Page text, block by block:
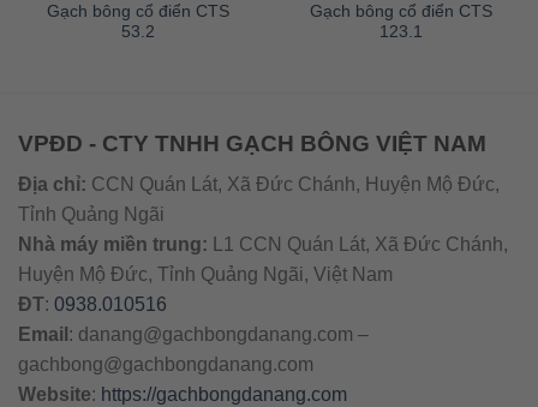
Gạch bông cổ điển CTS
53.2
Gạch bông cổ điển CTS
123.1
VPĐD - CTY TNHH GẠCH BÔNG VIỆT NAM
Địa chỉ: CCN Quán Lát, Xã Đức Chánh, Huyện Mộ Đức,
Tỉnh Quảng Ngãi
Nhà máy miền trung: L1 CCN Quán Lát, Xã Đức Chánh,
Huyện Mộ Đức, Tỉnh Quảng Ngãi, Việt Nam
ĐT: 0938.010516
Email : danang@gachbongdanang.com –
gachbong@gachbongdanang.com
Website: https://gachbongdanang.com